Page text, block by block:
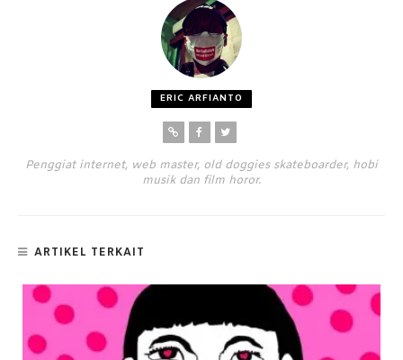
ERIC ARFIANTO
Penggiat internet, web master, old doggies skateboarder, hobi
musik dan film horor.
ARTIKEL TERKAIT